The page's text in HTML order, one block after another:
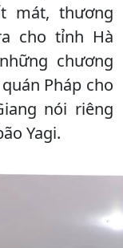
mát, thương
cho tỉnh Hà
chương
Pháp cho
nói riêng
Yagi.